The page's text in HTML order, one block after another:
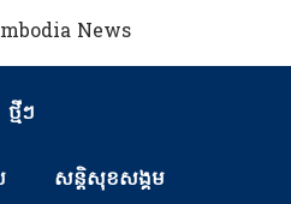
ថ្មីៗ
សន្តិសុខសង្គម